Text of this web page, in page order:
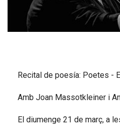
Recital de poesía: Poetes -
Amb Joan Massotkleiner i
El diumenge 21 de març, a